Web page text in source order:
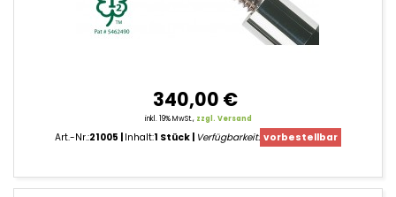
340,00 €
inkl. 19% MwSt., zzgl. Versand
Art.-Nr.:21005 Inhalt:1 Stück Verfügbarkeit: vorbestellbar